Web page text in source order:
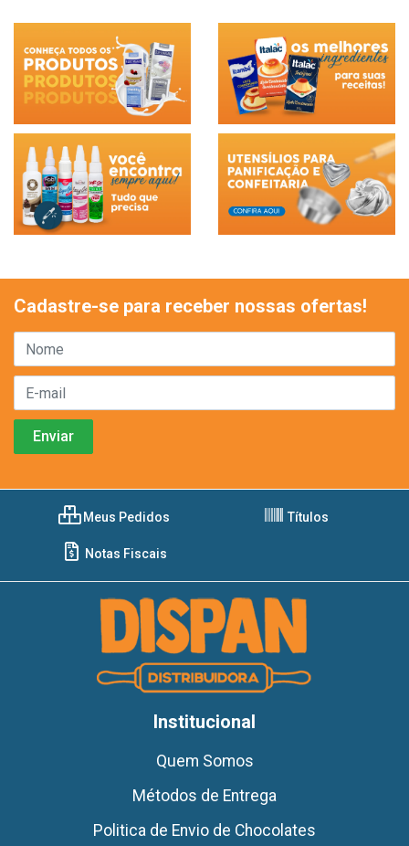
Cadastre-se para receber nossas ofertas!
Meus Pedidos Títulos
Notas Fiscais
Institucional
Quem Somos
Métodos de Entrega
Politica de Envio de Chocolates